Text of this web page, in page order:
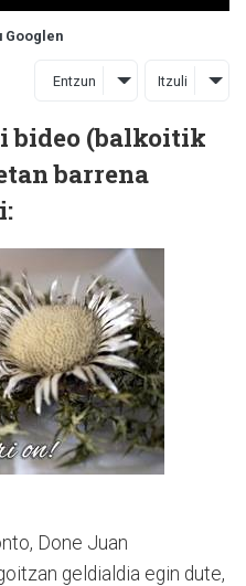
Googlen
Entzun Itzuli
bideo (balkoitik
barrena
Done Juan
geldialdia egin dute,